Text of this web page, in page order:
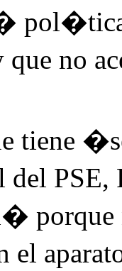
no
tiene
del
el